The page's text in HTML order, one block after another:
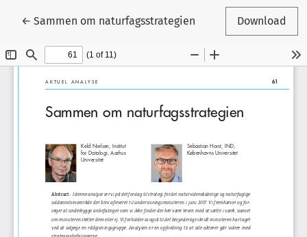
← Tilbage til artikeldetaljer
Sammen om naturfagsstrategien Download